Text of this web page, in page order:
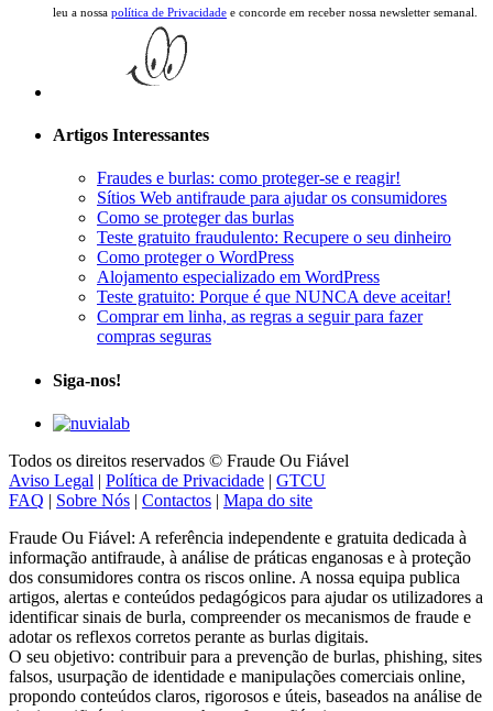
Sítios Web antifraude para ajudar os consumidores
Como se proteger das burlas
Teste gratuito fraudulento: Recupere o seu dinheiro
Como proteger o WordPress
Alojamento especializado em WordPress
Teste gratuito: Porque é que NUNCA deve aceitar!
Comprar em linha, as regras a seguir para fazer
compras seguras
Aviso Legal|Política de Privacidade| GTCU
FAQ|Sobre Nós|Contactos|Mapa do site
informação antifraude, à análise de práticas enganosas e à proteção
dos consumidores contra os riscos online. A nossa equipa publica
artigos, alertas e conteúdos pedagógicos para ajudar os utilizadores a
identificar sinais de burla, compreender os mecanismos de fraude e
adotar os reflexos corretos perante as burlas digitais.
O seu objetivo: contribuir para a prevenção de burlas, phishing, sites
falsos, usurpação de identidade e manipulações comerciais online,
propondo conteúdos claros, rigorosos e úteis, baseados na análise de
sinais verificáveis, testemunhos e fontes fiáveis.